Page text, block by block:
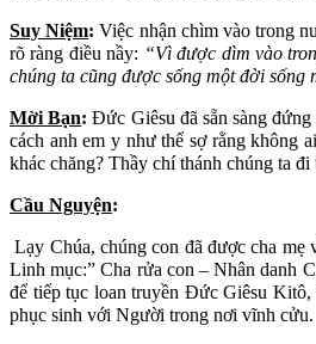
Suy Niệm: Việc nhận chìm vào trong
rõ ràng điều nầy: “Vì được dìm vào
chúng ta cũng được sống một đời sống
Mời Bạn: Đức Giêsu đã sẵn sàng
cách anh em y như thể sợ rằng không
khác chăng? Thầy chí thánh chúng ta
Cầu Nguyện:
Lạy Chúa, chúng con đã được cha
Linh mục:” Cha rửa con – Nhân danh
để tiếp tục loan truyền Đức Giêsu
phục sinh với Người trong nơi vĩnh cửu.